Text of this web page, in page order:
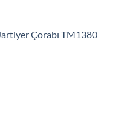
Çorabı TM1380